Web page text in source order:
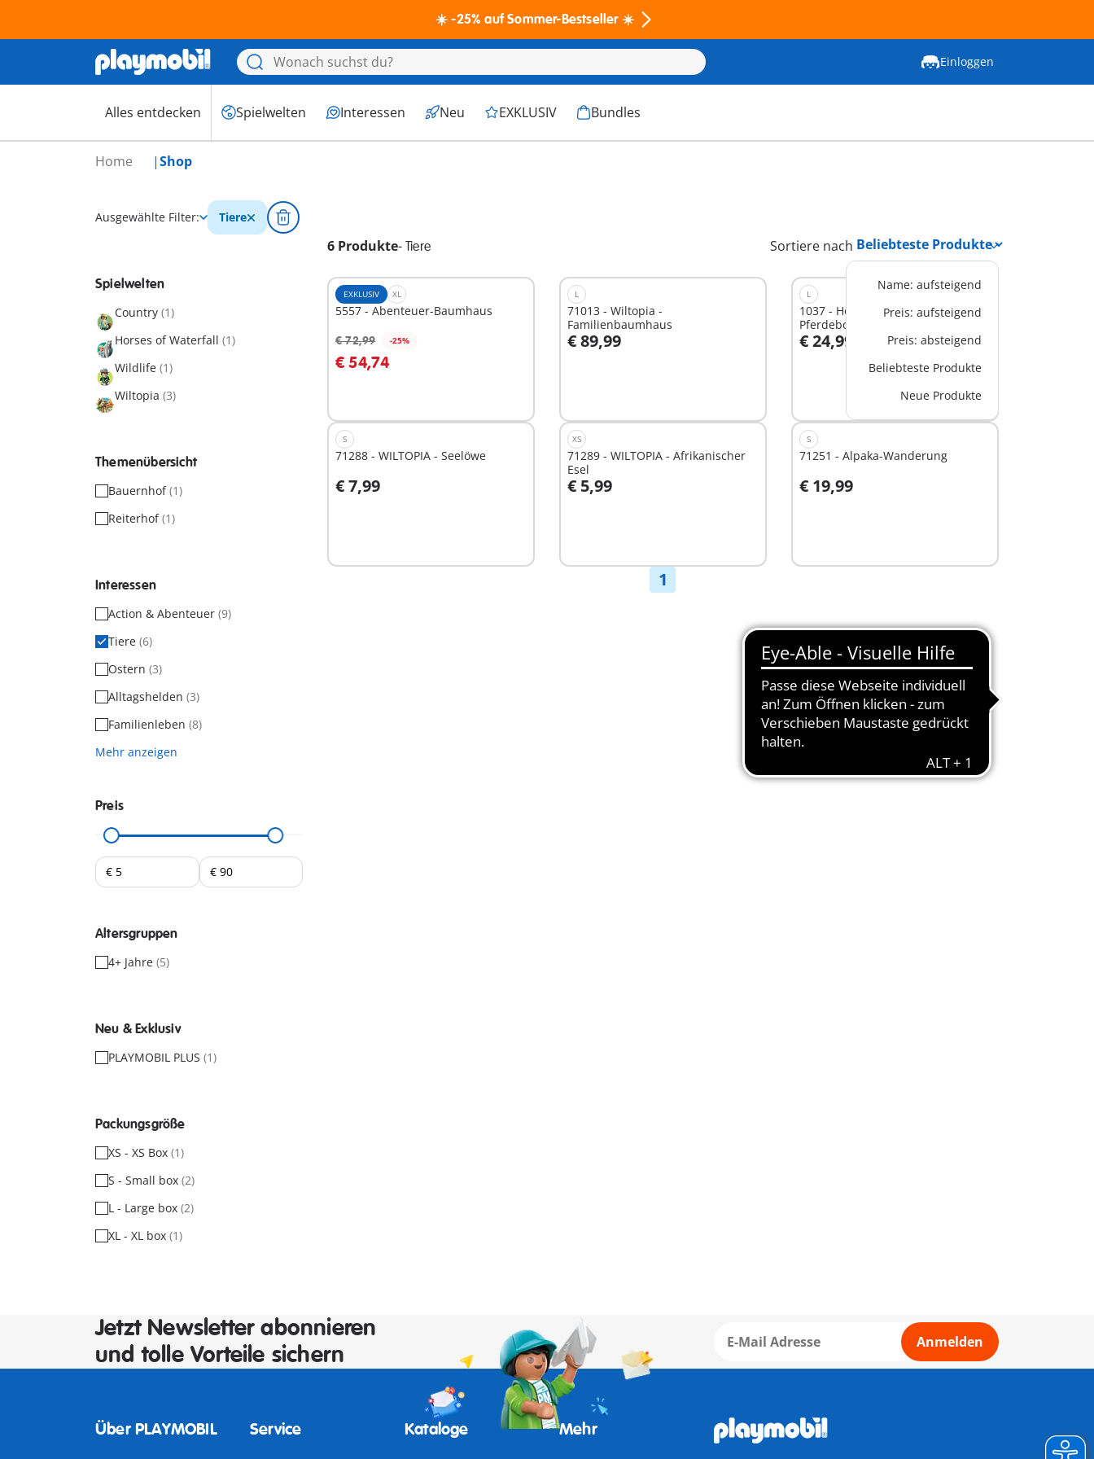
☀️ -25% auf Sommer-Bestseller ☀️
Einloggen
Alles entdecken Spielwelten Interessen Neu EXKLUSIV Bundles
Home Shop
Ausgewählte Filter: Tiere
6 Produkte- Tiere Sortiere nach
Name: aufsteigend
Preis: aufsteigend
Preis: absteigend
Beliebteste Produkte
Neue Produkte
Spielwelten
Country (1)
Horses of Waterfall (1)
Wildlife (1)
Wiltopia (3)
Themenübersicht
Bauernhof(1)
Reiterhof(1)
Interessen
Action & Abenteuer (9)
Tiere (6)
Ostern (3)
Alltagshelden (3)
Familienleben (8)
Mehr anzeigen
Preis
Altersgruppen
4+ Jahre (5)
Neu & Exklusiv
PLAYMOBIL PLUS (1)
Packungsgröße
XS - XS Box (1)
S - Small box (2)
L - Large box (2)
XL - XL box (1)
EXKLUSIV XL
5557 - Abenteuer-Baumhaus
€ 72,99 -25%
€ 54,74
L
71013 - Wiltopia -
Familienbaumhaus
€ 89,99
In den Warenkorb
L
1037 - Horses of Waterfall-Anbau
Pferdebox
€ 24,99
In den Warenkorb
S
71288 - WILTOPIA - Seelöwe
€ 7,99
XS
71289 - WILTOPIA - Afrikanischer
Esel
€ 5,99
S
71251 - Alpaka-Wanderung
€ 19,99
1
Jetzt Newsletter abonnieren
und tolle Vorteile sichern
Anmelden
Über PLAYMOBIL Service Kataloge Mehr